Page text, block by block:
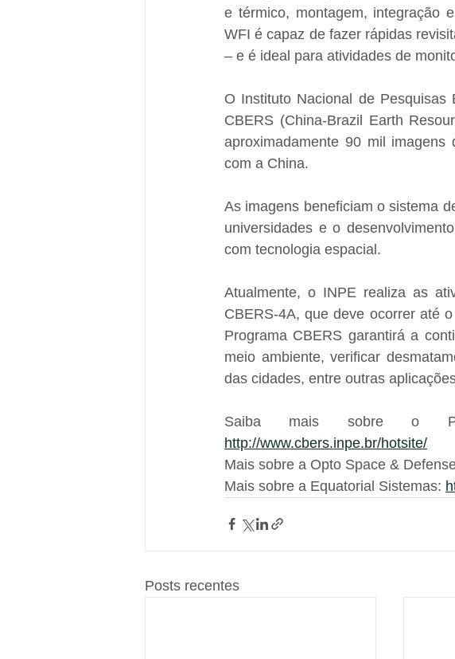
e térmico, montagem, integração
WFI é capaz de fazer rápidas
– e é ideal para atividades de
O Instituto Nacional de Pesquisas
CBERS (China-Brazil Earth
aproximadamente 90 mil
com a China.
As imagens beneficiam o sistema
universidades e o
com tecnologia espacial.
Atualmente, o INPE realiza as
CBERS-4A, que deve ocorrer até
Programa CBERS garantirá a
meio ambiente, verificar
das cidades, entre outras
Saiba mais sobre o
http://www.cbers.inpe.br/hotsite/
Mais sobre a Opto Space &
Mais sobre a Equatorial Sistemas:
Posts recentes